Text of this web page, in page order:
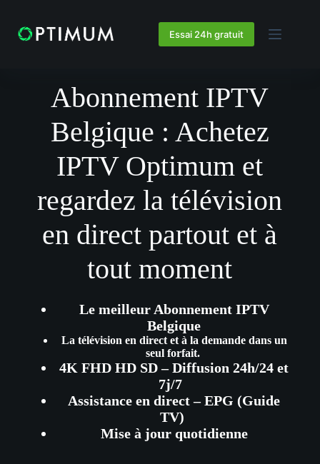
Essai 24h gratuit
Abonnement IPTV
Belgique : Achetez
IPTV Optimum et
regardez la télévision
en direct partout et à
tout moment
Le meilleur Abonnement IPTV
Belgique
La télévision en direct et à la demande dans un
seul forfait.
4K FHD HD SD – Diffusion 24h/24 et
7j/7
Assistance en direct – EPG (Guide
TV)
Mise à jour quotidienne